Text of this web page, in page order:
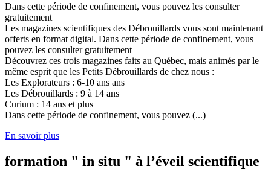
Dans cette période de confinement, vous pouvez les consulter
gratuitement
Les magazines scientifiques des Débrouillards vous sont maintenant
offerts en format digital. Dans cette période de confinement, vous
pouvez les consulter gratuitement
Découvrez ces trois magazines faits au Québec, mais animés par le
même esprit que les Petits Débrouillards de chez nous :
Les Explorateurs : 6-10 ans ans
Les Débrouillards : 9 à 14 ans
Curium : 14 ans et plus
Dans cette période de confinement, vous pouvez (...)
En savoir plus
formation " in situ " à l’éveil scientifique